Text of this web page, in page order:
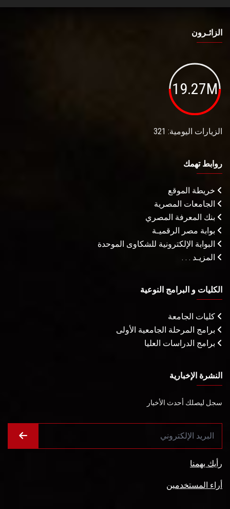
الزائـرون
19.27M
الزيارات اليومية: 321
روابط تهمك
خريطة الموقع
الجامعات المصرية
بنك المعرفة المصري
بوابة مصر الرقميـة
البوابة الإلكترونية للشكاوى الموحدة
المزيـد . . .
الكليات و البرامج النوعية
كليات الجامعة
برامج المرحلة الجامعية الأولى
برامج الدراسات العليا
النشرة الإخبارية
سجل ليصلك أحدث الأخبار
رأيك يهمنا
أراء المستخدمين